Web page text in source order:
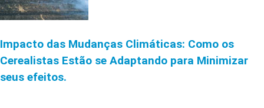
Impacto das Mudanças Climáticas: Como os
Cerealistas Estão se Adaptando para Minimizar
seus efeitos.